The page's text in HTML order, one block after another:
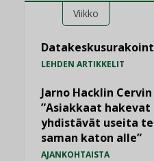
Viikko
LEHDEN ARTIKKELIT
Jarno Hacklin
”Asiakkaat
yhdistävät useita
saman katon alle”
AJANKOHTAISTA